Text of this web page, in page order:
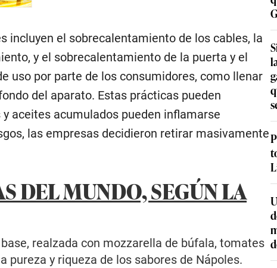
incluyen el sobrecalentamiento de los cables, la
y el sobrecalentamiento de la puerta y el
uso por parte de los consumidores, como llenar
del aparato. Estas prácticas pueden
aceites acumulados pueden inflamarse
las empresas decidieron retirar masivamente
DEL MUNDO, SEGÚN LA
realzada con mozzarella de búfala, tomates
pureza y riqueza de los sabores de Nápoles.